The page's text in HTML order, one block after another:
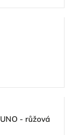
- růžová